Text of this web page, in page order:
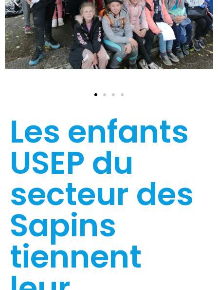
Les enfants
USEP du
secteur des
Sapins
tiennent